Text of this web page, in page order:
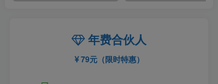
年费合伙人
79元（限时特惠）